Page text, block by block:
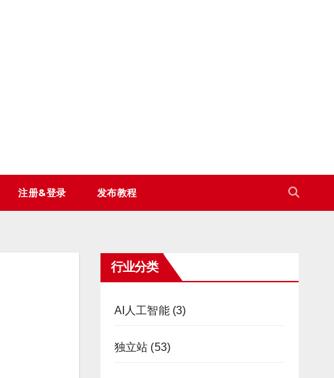
注册&登录 发布教程
行业分类
AI人工智能(3)
独立站 (53)